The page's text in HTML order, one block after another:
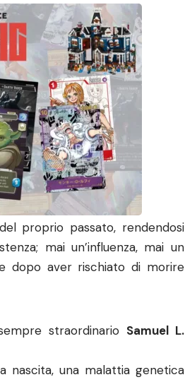
proprio passato, rendendosi
mai un’influenza, mai un
dopo aver rischiato di morire
straordinario Samuel L.
nascita, una malattia genetica